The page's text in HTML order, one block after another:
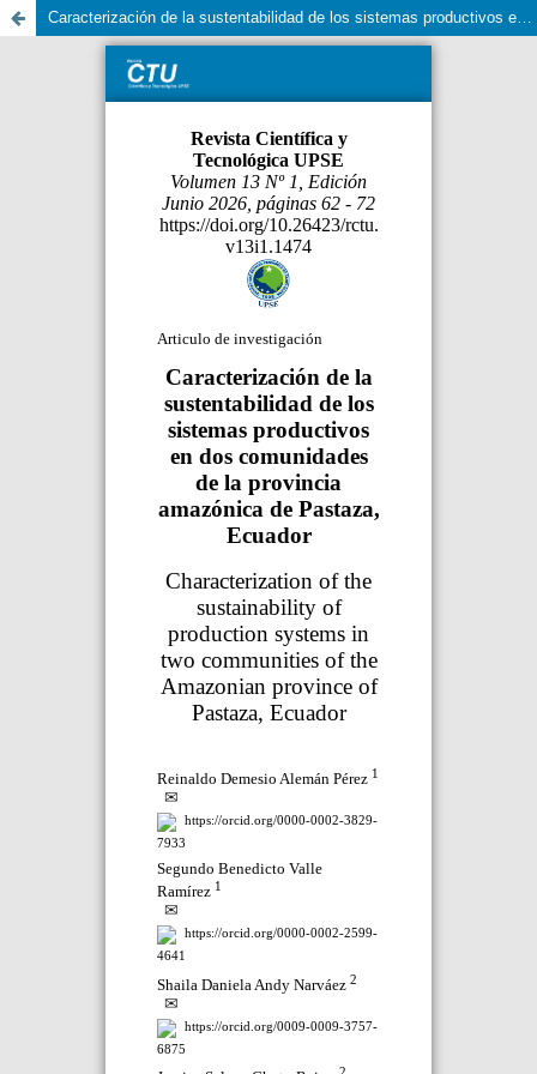
Caracterización de la sustentabilidad de los sistemas productivos en dos comunidades de la provincia amazónica de Pastaza, Ecuador